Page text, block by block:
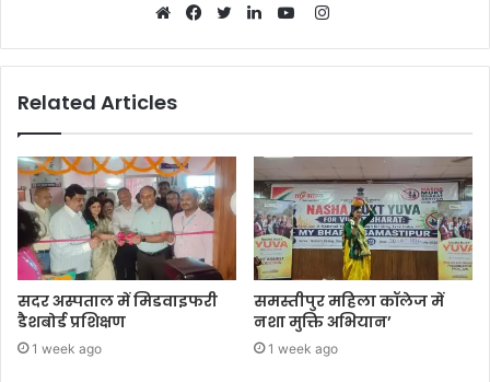
Instagram
Related Articles
सदर अस्पताल में मिडवाइफरी
डैशबोर्ड प्रशिक्षण
1 week ago
समस्तीपुर महिला कॉलेज में
नशा मुक्ति अभियान’
1 week ago